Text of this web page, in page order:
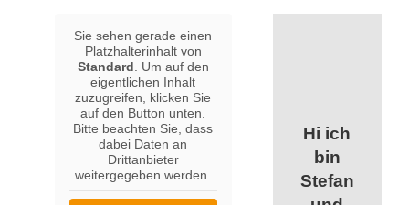
Sie sehen gerade einen
Platzhalterinhalt von
Standard . Um auf den
eigentlichen Inhalt
zuzugreifen, klicken Sie
auf den Button unten.
Bitte beachten Sie, dass
dabei Daten an
Drittanbieter
weitergegeben werden.
Hi ich
bin
Stefan